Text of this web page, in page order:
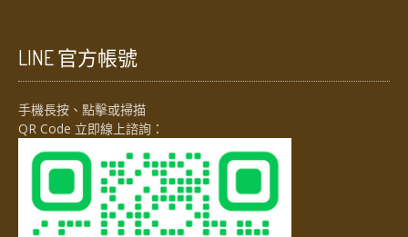
LINE 官方帳號
手機長按、點擊或掃描
QR Code 立即線上諮詢：